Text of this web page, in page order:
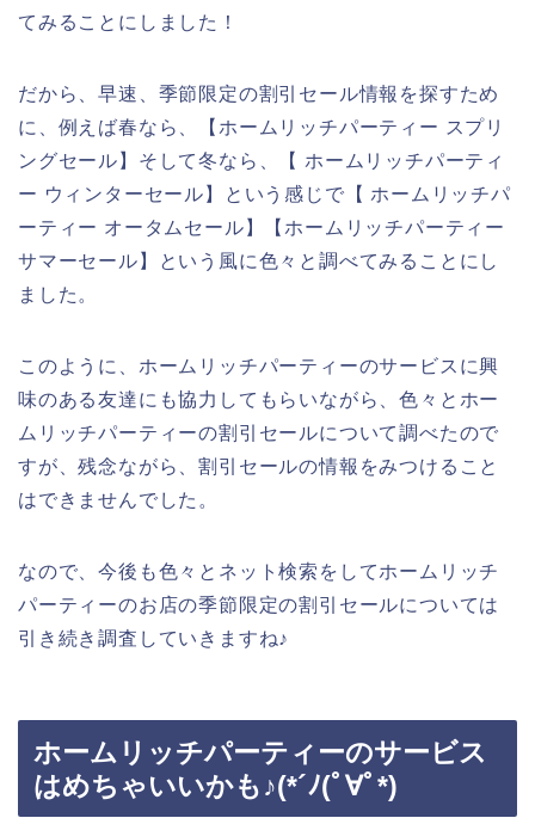
てみることにしました！
だから、早速、季節限定の割引セール情報を探すため
に、例えば春なら、【ホームリッチパーティー スプリ
ングセール】そして冬なら、【 ホームリッチパーティ
ー ウィンターセール】という感じで【 ホームリッチパ
ーティー オータムセール】【ホームリッチパーティー
サマーセール】という風に色々と調べてみることにし
ました。
このように、ホームリッチパーティーのサービスに興
味のある友達にも協力してもらいながら、色々とホー
ムリッチパーティーの割引セールについて調べたので
すが、残念ながら、割引セールの情報をみつけること
はできませんでした。
なので、今後も色々とネット検索をしてホームリッチ
パーティーのお店の季節限定の割引セールについては
引き続き調査していきますね♪
ホームリッチパーティーのサービス
はめちゃいいかも♪(*´ﾉ(ﾟ∀ﾟ*)